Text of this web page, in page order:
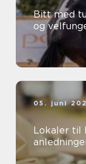
Bitt med
og
05. juni
Lokaler til